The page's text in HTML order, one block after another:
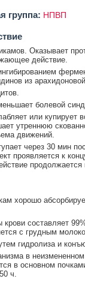
группа: НПВП
Оказывает
действие.
из
болевой
или купирует
утреннюю
движений.
через 30 мин
проявляется к
продолжается
хорошо
составляет
с грудным
гидролиза и
в
в основном
ч.